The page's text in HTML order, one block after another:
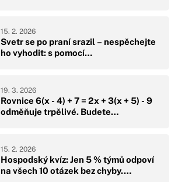
Svetr se po praní srazil – nespěchejte
ho vyhodit: s pomocí…
15. 2. 2026
Rovnice 6(x - 4) + 7 = 2x + 3(x + 5) - 9
odměňuje trpělivé. Budete…
19. 3. 2026
Hospodský kvíz: Jen 5 % týmů odpoví
na všech 10 otázek bez chyby.…
15. 2. 2026